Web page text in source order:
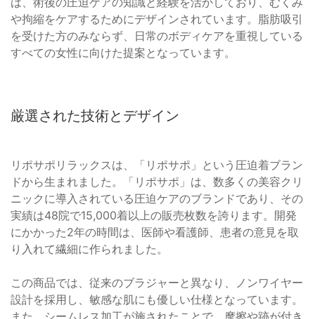
や拘縮をケアするためにデザインされています。脂肪吸引
を受けた方のみならず、日常のボディケアを重視している
すべての女性に向けた提案となっています。
厳選された技術とデザイン
リポサポリラックスは、「リポサポ」という圧迫着ブラン
ドから生まれました。「リポサポ」は、数多くの美容クリ
ニックに導入されている圧迫ケアのブランドであり、その
実績は48院で15,000着以上の販売枚数を誇ります。開発
にかかった2年の時間は、医師や看護師、患者の意見を取
り入れて繊細に作られました。
この商品では、従来のブラジャーと異なり、ノンワイヤー
設計を採用し、敏感な肌にも優しい仕様となっています。
また、シームレス加工が施されたことで、摩擦や跡が付き